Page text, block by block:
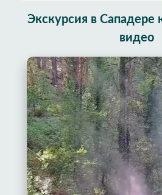
Экскурсия в Сападере
видео